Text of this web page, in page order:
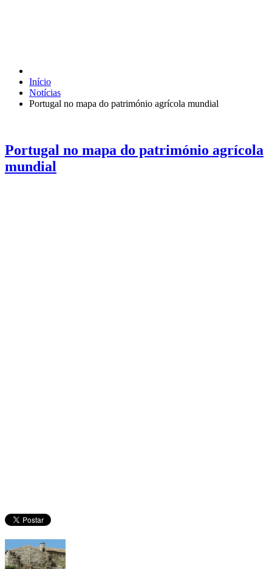
Início
Notícias
Portugal no mapa do património agrícola mundial
Portugal no mapa do património agrícola
mundial